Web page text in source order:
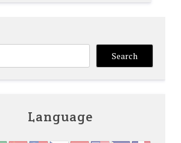
Search
Language